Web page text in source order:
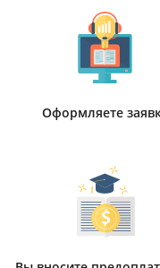
Оформляете